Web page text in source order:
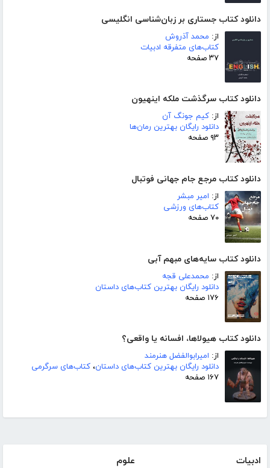
دانلود کتاب جستاری بر زبان‌شناسی انگلیسی
از: محمد آذروش
کتاب‌های متفرقه ادبیات
۳۷ صفحه
دانلود کتاب سرگذشت ملکه اینهیون
از: کیم جونگ آن
دانلود رایگان بهترین رمان‌ها
۹۳ صفحه
دانلود کتاب مرجع جام جهانی فوتبال
از: امیر مبشر
کتاب‌های ورزشی
۷۰ صفحه
دانلود کتاب سایه‌های مبهم آبی
از: محمدعلی قجه
دانلود رایگان بهترین کتاب‌های داستان
۱۷۶ صفحه
دانلود کتاب هیولاها، افسانه یا واقعی؟
از: امیرابوالفضل هنرمند
دانلود رایگان بهترین کتاب‌های داستان، کتاب‌های سرگرمی
۱۶۷ صفحه
ادبیات علوم